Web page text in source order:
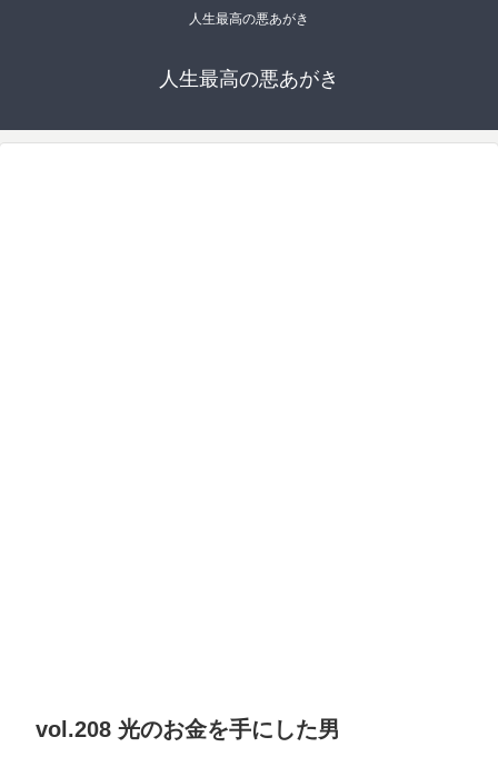
人生最高の悪あがき
人生最高の悪あがき
vol.208 光のお金を手にした男